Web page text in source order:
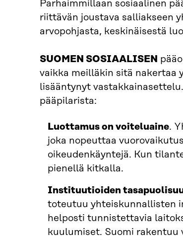
Parhaimmillaan sosiaalinen
riittävän joustava salliakseen
arvopohjasta, keskinäisestä
SUOMEN SOSIAALISEN
vaikka meilläkin sitä nakertaa
lisääntynyt
pääpilarista:
Luottamus on voiteluaine.
joka nopeuttaa
oikeudenkäyntejä. Kun
pienellä kitkalla.
Instituutioiden
toteutuu yhteiskunnallisten
helposti tunnistettavia
kuulumiset. Suomi